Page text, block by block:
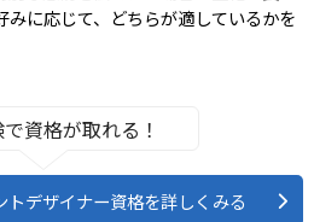
みに応じて、どちらが適しているかを
資格が取れる！
トデザイナー資格を詳しくみる